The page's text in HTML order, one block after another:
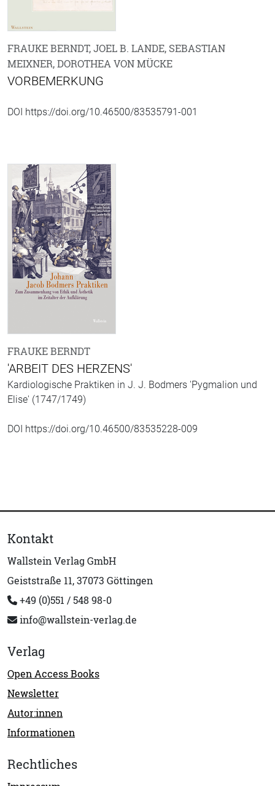
FRAUKE BERNDT, JOEL B. LANDE, SEBASTIAN
MEIXNER, DOROTHEA VON MÜCKE
VORBEMERKUNG
DOI https://doi.org/10.46500/83535791-001
FRAUKE BERNDT
'ARBEIT DES HERZENS'
Kardiologische Praktiken in J. J. Bodmers 'Pygmalion und
Elise' (1747/1749)
DOI https://doi.org/10.46500/83535228-009
Kontakt
Wallstein Verlag GmbH
Geiststraße 11, 37073 Göttingen
+49 (0)551 / 548 98-0
info@wallstein-verlag.de
Verlag
Open Access Books
Newsletter
Autor:innen
Informationen
Rechtliches